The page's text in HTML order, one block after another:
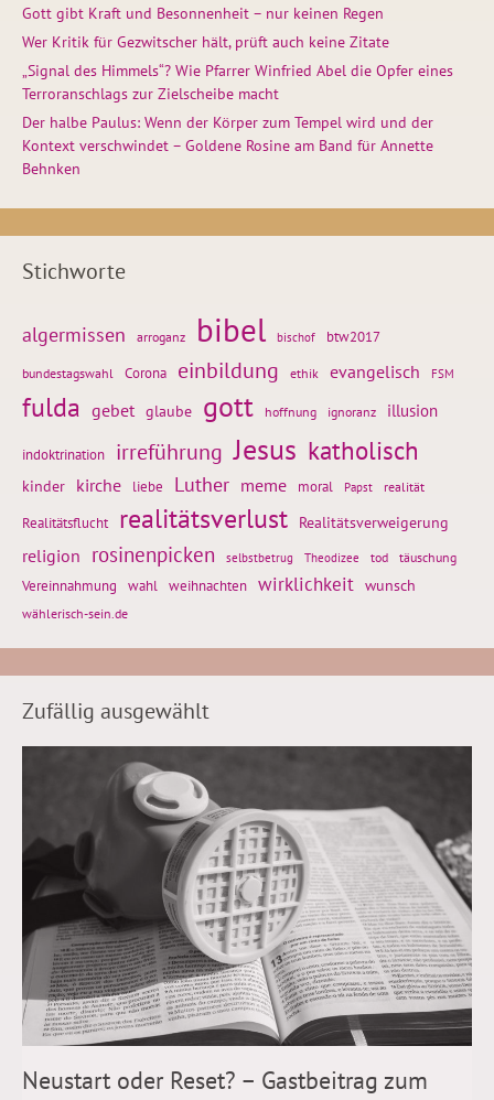
Gott gibt Kraft und Besonnenheit – nur keinen Regen
Wer Kritik für Gezwitscher hält, prüft auch keine Zitate
„Signal des Himmels“? Wie Pfarrer Winfried Abel die Opfer eines
Terroranschlags zur Zielscheibe macht
Der halbe Paulus: Wenn der Körper zum Tempel wird und der
Kontext verschwindet – Goldene Rosine am Band für Annette
Behnken
Stichworte
algermissen arroganz bibel bischof btw2017
bundestagswahl Corona einbildung ethik evangelisch FSM
fulda gebet glaube gott hoffnung ignoranz illusion
indoktrination irreführung Jesus katholisch
kinder kirche liebe Luther meme moral Papst realität
Realitätsflucht realitätsverlust Realitätsverweigerung
religion rosinenpicken selbstbetrug Theodizee tod täuschung
Vereinnahmung wahl weihnachten wirklichkeit wunsch
wählerisch-sein.de
Zufällig ausgewählt
Neustart oder Reset? – Gastbeitrag zum